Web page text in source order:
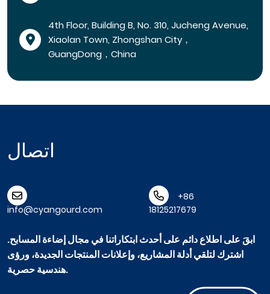
4th Floor, Building B, No. 310, Jucheng Avenue,
Xiaolan Town, Zhongshan City，
GuangDong，China
اتصال
info@cyangourd.com
+86
18125217679
ابقَ على اطلاع دائم على أحدث ابتكاراتنا في مجال إضاءة المسابح.
اشترك لتلقي أدلة المشاريع، وإعلانات المنتجات الجديدة، ورؤى
هندسية حصرية.